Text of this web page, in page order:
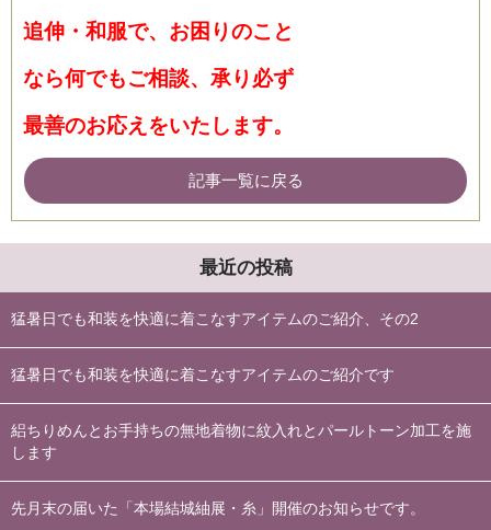
追伸・和服で、お困りのこと
なら何でもご相談、承り必ず
最善のお応えをいたします。
記事一覧に戻る
最近の投稿
猛暑日でも和装を快適に着こなすアイテムのご紹介、その2
猛暑日でも和装を快適に着こなすアイテムのご紹介です
絽ちりめんとお手持ちの無地着物に紋入れとパールトーン加工を施
します
先月末の届いた「本場結城紬展・糸」開催のお知らせです。